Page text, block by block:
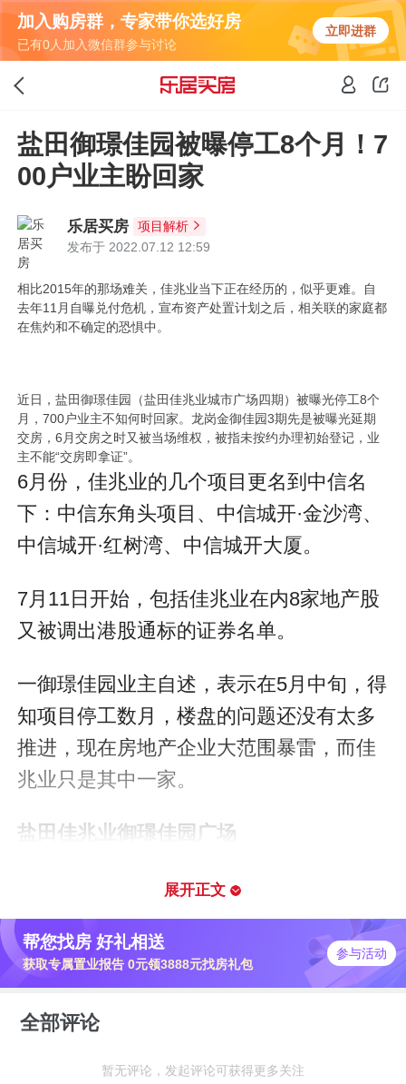
加入购房群，专家带你选好房
已有0人加入微信群参与讨论
立即进群
盐田御璟佳园被曝停工8个月！7
00户业主盼回家
乐居买房
项目解析
发布于 2022.07.12 12:59
相比2015年的那场难关，佳兆业当下正在经历的，似乎更难。自
去年11月自曝兑付危机，宣布资产处置计划之后，相关联的家庭都
在焦灼和不确定的恐惧中。
近日，盐田御璟佳园（盐田佳兆业城市广场四期）被曝光停工8个
月，700户业主不知何时回家。龙岗金御佳园3期先是被曝光延期
交房，6月交房之时又被当场维权，被指未按约办理初始登记，业
主不能“交房即拿证”。
6月份，佳兆业的几个项目更名到中信名
下：中信东角头项目、中信城开·金沙湾、
中信城开·红树湾、中信城开大厦。
7月11日开始，包括佳兆业在内8家地产股
又被调出港股通标的证券名单。
一御璟佳园业主自述，表示在5月中旬，得
知项目停工数月，楼盘的问题还没有太多
推进，现在房地产企业大范围暴雷，而佳
兆业只是其中一家。
盐田佳兆业御璟佳园广场
2021年11月，深圳盐田御景佳园交房，共
交房约750套。
展开正文
帮您找房 好礼相送
获取专属置业报告 0元领3888元找房礼包
参与活动
全部评论
暂无评论，发起评论可获得更多关注